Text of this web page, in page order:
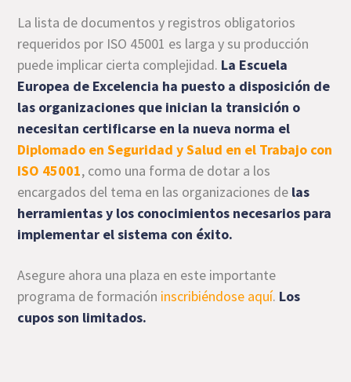
La lista de documentos y registros obligatorios
requeridos por ISO 45001 es larga y su producción
puede implicar cierta complejidad. La Escuela
Europea de Excelencia ha puesto a disposición de
las organizaciones que inician la transición o
necesitan certificarse en la nueva norma el
Diplomado en Seguridad y Salud en el Trabajo con
ISO 45001, como una forma de dotar a los
encargados del tema en las organizaciones de las
herramientas y los conocimientos necesarios para
implementar el sistema con éxito.
Asegure ahora una plaza en este importante
programa de formación inscribiéndose aquí. Los
cupos son limitados.